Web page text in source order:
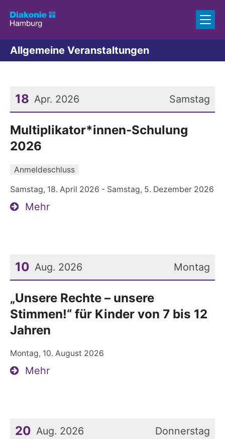
Allgemeine Veranstaltungen
Samstag
18 Apr. 2026
Datum: 18. April 2026
Multiplikator*innen-Schulung
2026
Anmeldeschluss
Samstag, 18. April 2026 - Samstag, 5. Dezember 2026
Mehr
Montag
10 Aug. 2026
Datum: 10. August 2026
„Unsere Rechte – unsere
Stimmen!“ für Kinder von 7 bis 12
Jahren
Montag, 10. August 2026
Mehr
Donnerstag
20 Aug. 2026